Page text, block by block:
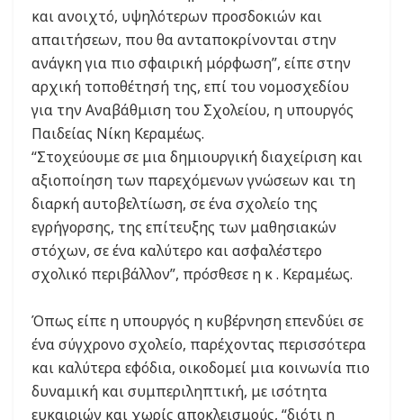
και ανοιχτό, υψηλότερων προσδοκιών και
απαιτήσεων, που θα ανταποκρίνονται στην
ανάγκη για πιο σφαιρική μόρφωση”, είπε στην
αρχική τοποθέτησή της, επί του νομοσχεδίου
για την Αναβάθμιση του Σχολείου, η υπουργός
Παιδείας Νίκη Κεραμέως.
“Στοχεύουμε σε μια δημιουργική διαχείριση και
αξιοποίηση των παρεχόμενων γνώσεων και τη
διαρκή αυτοβελτίωση, σε ένα σχολείο της
εγρήγορσης, της επίτευξης των μαθησιακών
στόχων, σε ένα καλύτερο και ασφαλέστερο
σχολικό περιβάλλον”, πρόσθεσε η κ . Κεραμέως.
Όπως είπε η υπουργός η κυβέρνηση επενδύει σε
ένα σύγχρονο σχολείο, παρέχοντας περισσότερα
και καλύτερα εφόδια, οικοδομεί μια κοινωνία πιο
δυναμική και συμπεριληπτική, με ισότητα
ευκαιριών και χωρίς αποκλεισμούς, “διότι η